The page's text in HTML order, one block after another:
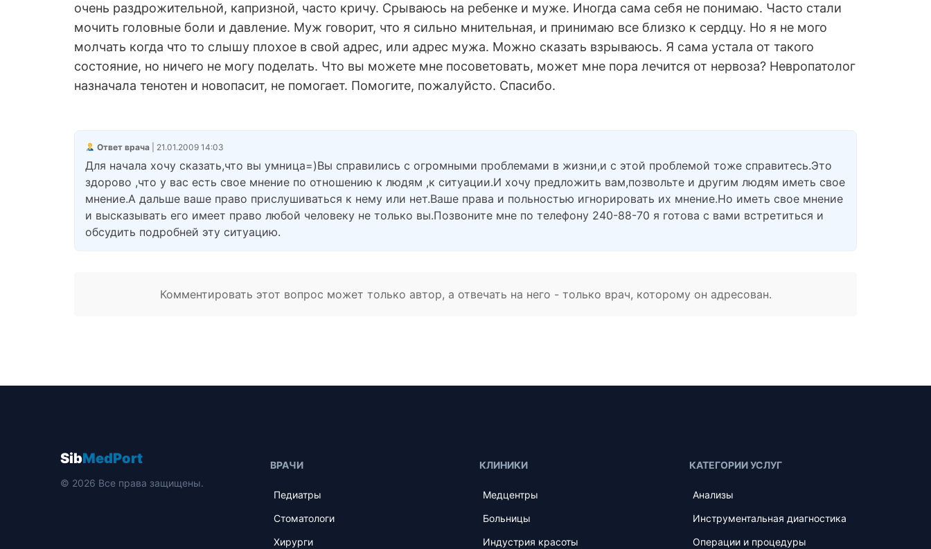
очень раздрожительной, капризной, часто кричу. Срываюсь на ребенке и муже. Иногда сама себя не понимаю. Часто стали
мочить головные боли и давление. Муж говорит, что я сильно мнительная, и принимаю все близко к сердцу. Но я не мого
молчать когда что то слышу плохое в свой адрес, или адрес мужа. Можно сказать взрываюсь. Я сама устала от такого
состояние, но ничего не могу поделать. Что вы можете мне посоветовать, может мне пора лечится от нервоза? Невропатолог
назначала тенотен и новопасит, не помогает. Помогите, пожалуйсто. Спасибо.
Ответ врача| 21.01.2009 14:03
Для начала хочу сказать,что вы умница=)Вы справились с огромными проблемами в жизни,и с этой проблемой тоже справитесь.Это
здорово ,что у вас есть свое мнение по отношению к людям ,к ситуации.И хочу предложить вам,позвольте и другим людям иметь свое
мнение.А дальше ваше право прислушиваться к нему или нет.Ваше права и польностью игнорировать их мнение.Но иметь свое мнение
и высказывать его имеет право любой человеку не только вы.Позвоните мне по телефону 240-88-70 я готова с вами встретиться и
обсудить подробней эту ситуацию.
Комментировать этот вопрос может только автор, а отвечать на него - только врач, которому он адресован.
SibMedPort
© 2026 Все права защищены.
ВРАЧИ
Педиатры
Стоматологи
Хирурги
КЛИНИКИ
Медцентры
Больницы
Индустрия красоты
КАТЕГОРИИ УСЛУГ
Анализы
Инструментальная диагностика
Операции и процедуры